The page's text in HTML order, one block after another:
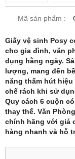
Mã sản phẩm :
Giấy vệ sinh Posy
cho gia đình, văn
dụng hằng ngày.
lượng, mang đến
năng thấm hút
chế rách khi sử
Quy cách 6 cuộn
thay thế. Văn
chính hãng với giá
hàng nhanh và hỗ